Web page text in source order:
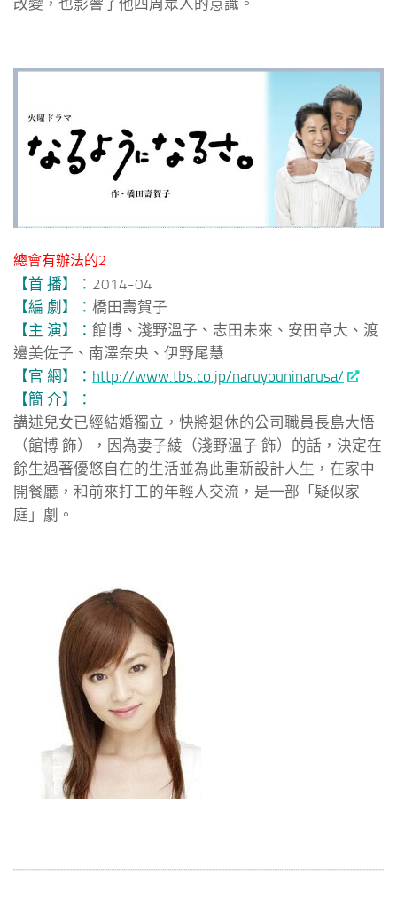
改變，也影響了他四周眾人的意識。
總會有辦法的2
【首 播】： 2014-04
【編 劇】： 橋田壽賀子
【主 演】： 館博、淺野溫子、志田未來、安田章大、渡
邊美佐子、南澤奈央、伊野尾慧
【官 網】： http://www.tbs.co.jp/naruyouninarusa/
【簡 介】：
講述兒女已經結婚獨立，快將退休的公司職員長島大悟
（館博 飾），因為妻子綾（淺野溫子 飾）的話，決定在
餘生過著優悠自在的生活並為此重新設計人生，在家中
開餐廳，和前來打工的年輕人交流，是一部「疑似家
庭」劇。